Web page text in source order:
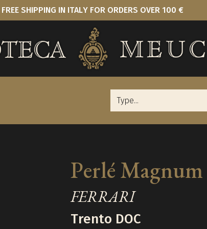
FREE SHIPPING IN ITALY FOR ORDERS OVER 100 €
Perlé
FERRARI
Trento DOC